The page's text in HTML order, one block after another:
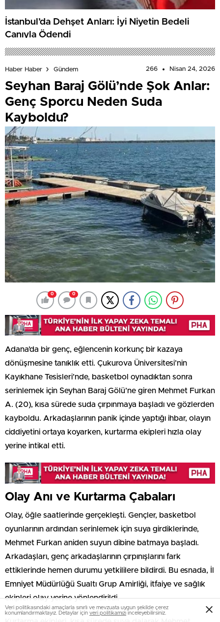
İstanbul’da Dehşet Anları: İyi Niyetin Bedeli
Canıyla Ödendi
Haber Haber Gündem 266 Nisan 24, 2026
Seyhan Baraj Gölü’nde Şok Anlar:
Genç Sporcu Neden Suda
Kayboldu?
0 0
Adana’da bir genç, eğlencenin korkunç bir kazaya
dönüşmesine tanıklık etti. Çukurova Üniversitesi’nin
Kayıkhane Tesisleri’nde, basketbol oynadıktan sonra
serinlemek için Seyhan Baraj Gölü’ne giren Mehmet Furkan
A. (20), kısa sürede suda çırpınmaya başladı ve gözlerden
kayboldu. Arkadaşlarının panik içinde yaptığı ihbar, olayın
ciddiyetini ortaya koyarken, kurtarma ekipleri hızla olay
yerine intikal etti.
Olay Anı ve Kurtarma Çabaları
Olay, öğle saatlerinde gerçekleşti. Gençler, basketbol
oyunlarının ardından serinlemek için suya girdiklerinde,
Mehmet Furkan aniden suyun dibine batmaya başladı.
Arkadaşları, genç arkadaşlarının çırpınışlarını fark
ettiklerinde hemen durumu yetkililere bildirdi. Bu esnada, İl
Emniyet Müdürlüğü Sualtı Grup Amirliği, itfaiye ve sağlık
ekipleri olay yerine yönlendirildi.
Veri politikasındaki amaçlarla sınırlı ve mevzuata uygun şekilde çerez
konumlandırmaktayız. Detaylar için veri politikamızı inceleyebilirsiniz.